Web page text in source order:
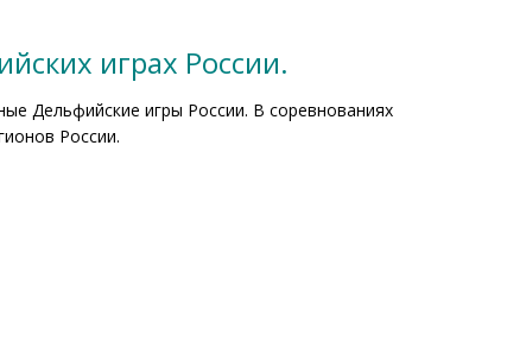
играх России.
Дельфийские игры России. В соревнованиях
России.